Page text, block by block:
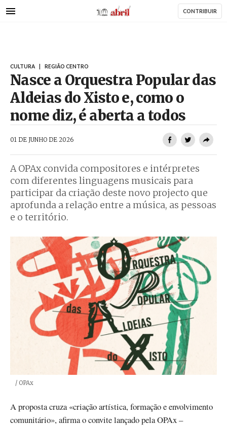
para
AbrilAbril CONTRIBUIR
CULTURA REGIÃO CENTRO
Nasce a Orquestra Popular das
Aldeias do Xisto e, como o
nome diz, é aberta a todos
01 DE JUNHO DE 2026
A OPAx convida compositores e intérpretes
com diferentes linguagens musicais para
participar da criação deste novo projecto que
aprofunda a relação entre a música, as pessoas
e o território.
Créditos
/ OPAx
A proposta cruza «criação artística, formação e envolvimento
comunitário», afirma o convite lançado pela OPAx –